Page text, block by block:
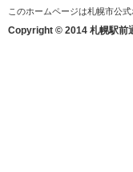
このホームページは札幌市公
Copyright © 2014 札幌駅前